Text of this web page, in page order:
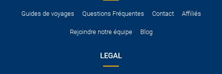
Guides de voyages Questions Fréquentes Contact Affiliés
Rejoindre notre équipe Blog
LEGAL